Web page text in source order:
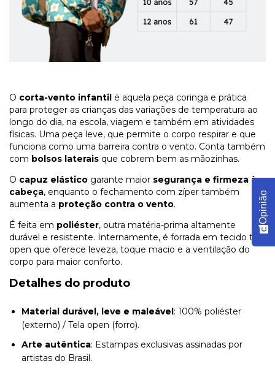
O corta-vento infantil é aquela peça coringa e prática
para proteger as crianças das variações de temperatura ao
longo do dia, na escola, viagem e também em atividades
físicas. Uma peça leve, que permite o corpo respirar e que
funciona como uma barreira contra o vento. Conta também
com bolsos laterais que cobrem bem as mãozinhas.
O capuz elástico garante maior segurança e firmeza à
cabeça, enquanto o fechamento com zíper também
aumenta a proteção contra o vento.
É feita em poliéster, outra matéria-prima altamente
durável e resistente. Internamente, é forrada em tecido tela
open que oferece leveza, toque macio e a ventilação do
corpo para maior conforto.
Detalhes do produto
Material durável, leve e maleável : 100% poliéster
(externo) / Tela open (forro).
Arte autêntica: Estampas exclusivas assinadas por
artistas do Brasil.
Opinião